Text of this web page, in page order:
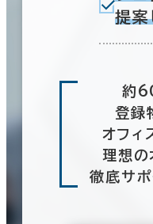
提案
約
登録
オフィ
理想の
徹底サポ
岐阜県
静岡県
愛知県
5分以内
入居可能時
即入居可能